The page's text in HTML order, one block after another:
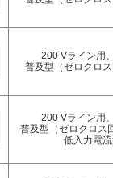
200 Vライン用
普及型（ゼロクロ
200 Vライン用
普及型（ゼロクロス
低入力電